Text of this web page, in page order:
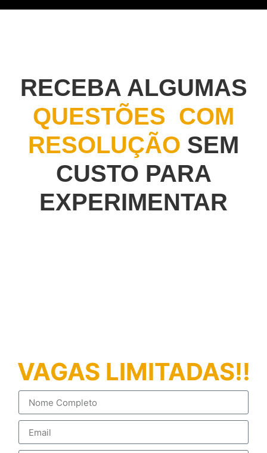
RECEBA ALGUMAS
QUESTÕES COM
RESOLUÇÃO SEM
CUSTO PARA
EXPERIMENTAR
VAGAS LIMITADAS!!